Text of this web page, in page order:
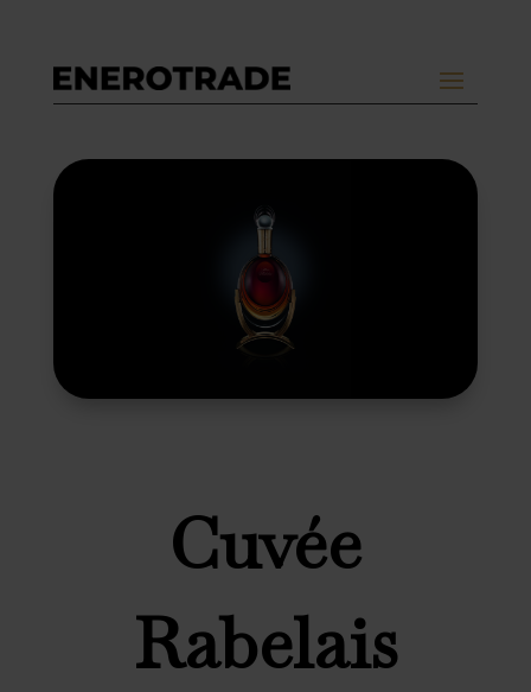
Cuvée
Rabelais